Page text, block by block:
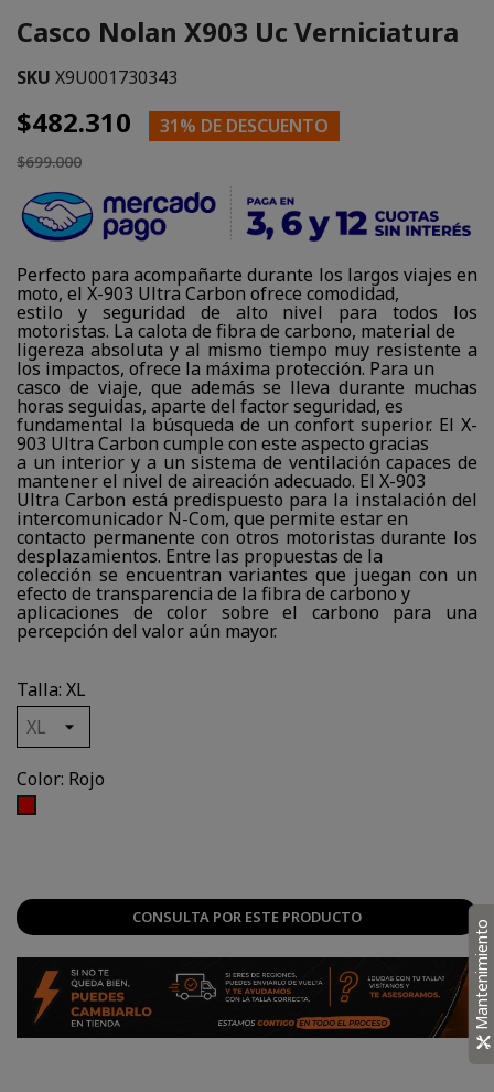
Casco Nolan X903 Uc Verniciatura
SKU X9U001730343
$482.310 31% DE DESCUENTO
$699.000
Perfecto para acompañarte durante los largos viajes en
moto, el X-903 Ultra Carbon ofrece comodidad,
estilo y seguridad de alto nivel para todos los
motoristas. La calota de fibra de carbono, material de
ligereza absoluta y al mismo tiempo muy resistente a
los impactos, ofrece la máxima protección. Para un
casco de viaje, que además se lleva durante muchas
horas seguidas, aparte del factor seguridad, es
fundamental la búsqueda de un confort superior. El X-
903 Ultra Carbon cumple con este aspecto gracias
a un interior y a un sistema de ventilación capaces de
mantener el nivel de aireación adecuado. El X-903
Ultra Carbon está predispuesto para la instalación del
intercomunicador N-Com, que permite estar en
contacto permanente con otros motoristas durante los
desplazamientos. Entre las propuestas de la
colección se encuentran variantes que juegan con un
efecto de transparencia de la fibra de carbono y
aplicaciones de color sobre el carbono para una
percepción del valor aún mayor.
Talla: XL
Color: Rojo
CONSULTA POR ESTE PRODUCTO
Mantenimiento